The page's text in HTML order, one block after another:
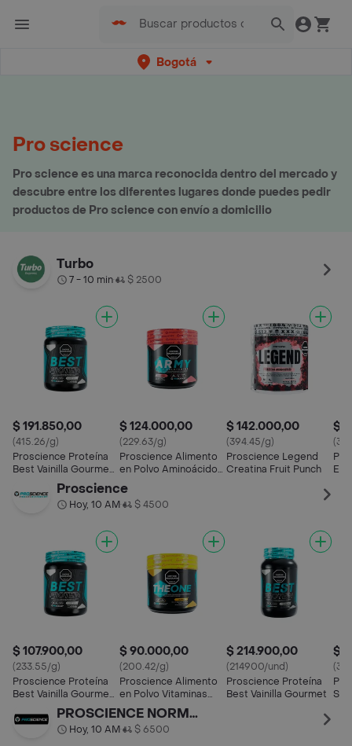
Bogotá
Pro science
Pro science es una marca reconocida dentro del mercado y
descubre entre los diferentes lugares donde puedes pedir
productos de Pro science con envío a domicilio
Turbo
7 - 10 min• $ 2500
$ 191.850,00
(415.26/g)
Proscience Proteína
Best Vainilla Gourmet
14 Servicios
$ 124.000,00
(229.63/g)
Proscience Alimento
en Polvo Aminoácidos
$ 142.000,00
(394.45/g)
Proscience Legend
Creatina Fruit Punch
$
Proscience
Hoy, 10 AM• $ 4500
$ 107.900,00
(233.55/g)
Proscience Proteína
Best Vainilla Gourmet
14 Servicios
$ 90.000,00
(200.42/g)
Proscience Alimento
en Polvo Vitaminas
The One Orange
$ 214.900,00
(214900/und)
Proscience Proteína
Best Vainilla Gourmet
$
PROSCIENCE NORMANDIA
Hoy, 10 AM• $ 6500